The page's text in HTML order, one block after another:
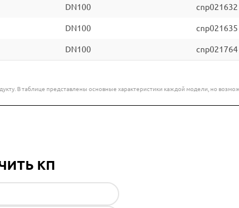
DN100 cnp021632
DN100 cnp021635
DN100 cnp021764
В таблице представлены основные характеристики каждой модели, но
КП